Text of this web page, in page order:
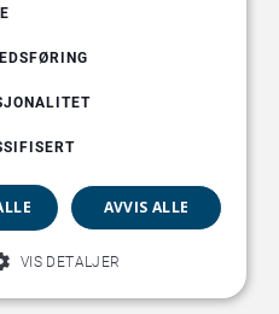
AVVIS ALLE
VIS DETALJER